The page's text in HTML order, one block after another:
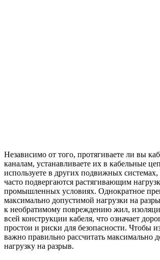
Независимо от того, протягиваете ли вы
каналам, устанавливаете их в кабельные
используете в других подвижных
часто подвергаются растягивающим
промышленных условиях. Однократное
максимально допустимой нагрузки на
к необратимому повреждению жил,
всей конструкции кабеля, что означает
простои и риски для безопасности. Чтобы
важно правильно рассчитать максимально
нагрузку на разрыв.